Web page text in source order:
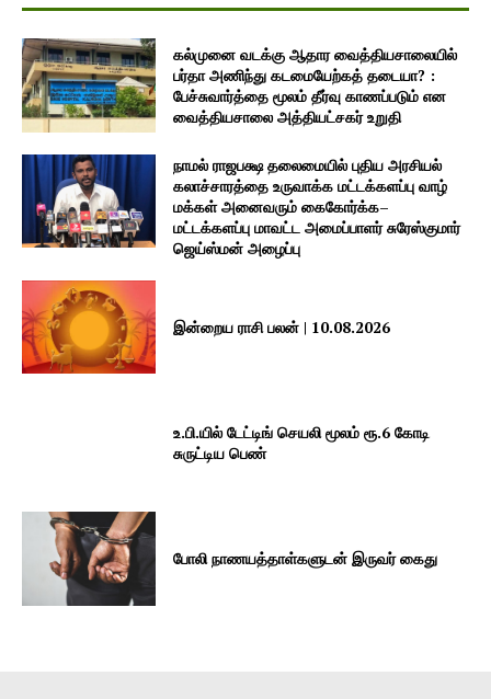
கல்முனை வடக்கு ஆதார வைத்தியசாலையில்
பர்தா அணிந்து கடமையேற்கத் தடையா? :
பேச்சுவார்த்தை மூலம் தீர்வு காணப்படும் என
வைத்தியசாலை அத்தியட்சகர் உறுதி
நாமல் ராஜபக்ஷ தலைமையில் புதிய அரசியல்
கலாச்சாரத்தை உருவாக்க மட்டக்களப்பு வாழ்
மக்கள் அனைவரும் கைகோர்க்க–
மட்டக்களப்பு மாவட்ட அமைப்பாளர் சுரேஸ்குமார்
ஜெய்ஸ்மன் அழைப்பு
இன்றைய ராசி பலன் | 10.08.2026
உ.பி.யில் டேட்டிங் செயலி மூலம் ரூ.6 கோடி
சுருட்டிய பெண்
போலி நாணயத்தாள்களுடன் இருவர் கைது